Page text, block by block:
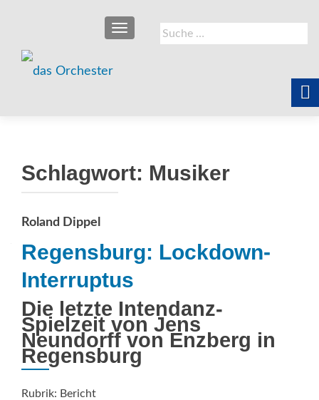
Suche
nach:
SCHALTE NAVIGATION
Schlagwort: Musiker
Roland Dippel
Regensburg: Lockdown-
Interruptus
Die letzte Intendanz-
Spielzeit von Jens
Neundorff von Enzberg in
Regensburg
Rubrik: Bericht